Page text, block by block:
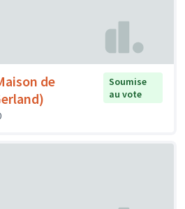
de
Soumise
au vote